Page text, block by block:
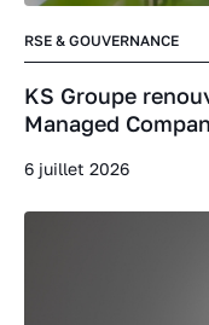
RSE & GOUVERNANCE
KS Groupe
Managed
6 juillet 2026